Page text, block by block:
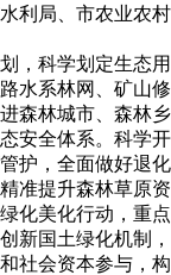
利局、市农业农村
，科学划定生态用
水系林网、矿山修
森林城市、森林乡
安全体系。科学开
护，全面做好退化
准提升森林草原资
化美化行动，重点
新国土绿化机制，
社会资本参与，构